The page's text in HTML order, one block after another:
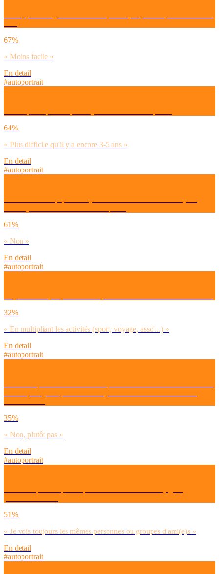
67%
« Moins facile »
En detail
#autoportrait
64%
« Plus difficile qu'il y a encore 3-5 ans »
En detail
#autoportrait
61%
« Non »
En detail
#autoportrait
32%
« En multipliant les activités (sport, voyage, asso'...) »
En detail
#autoportrait
35%
« Non, plutôt pas »
En detail
#autoportrait
51%
« Je vois toujours les mêmes personnes ou groupes d'ami(e)s »
En detail
#autoportrait